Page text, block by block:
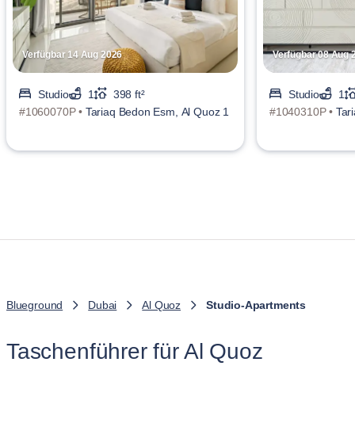
Verfügbar 14 Aug 2026
Studio 1
398 ft²
#1060070P • Tariaq Bedon Esm, Al Quoz 1
Verfügbar 08 Aug
Studio
1
#1040310P •
Blueground Dubai Al Quoz Studio-Apartments
Taschenführer für Al Quoz